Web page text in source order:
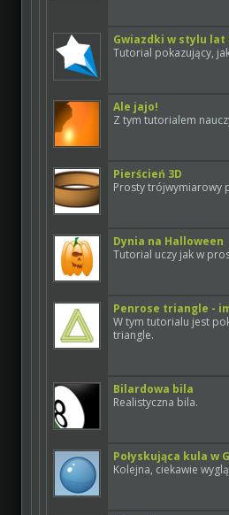
Gwiazdki w stylu lat
Tutorial pokazujący,
Ale jajo!
Z tym tutorialem
Pierścień 3D
Prosty trójwymiarowy
Dynia na Halloween
Tutorial uczy jak w
Penrose triangle -
W tym tutorialu jest
triangle.
Bilardowa bila
Realistyczna bila.
Połyskująca kula w
Kolejna, ciekawie